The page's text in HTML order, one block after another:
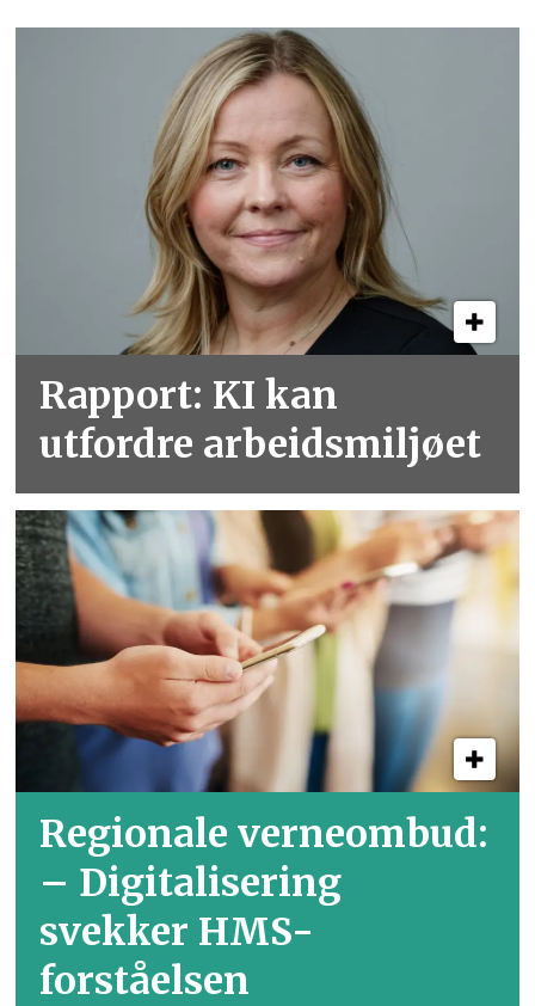
Rapport: KI kan
utfordre arbeidsmiljøet
Regionale verneombud:
– Digitalisering
svekker HMS-
forståelsen